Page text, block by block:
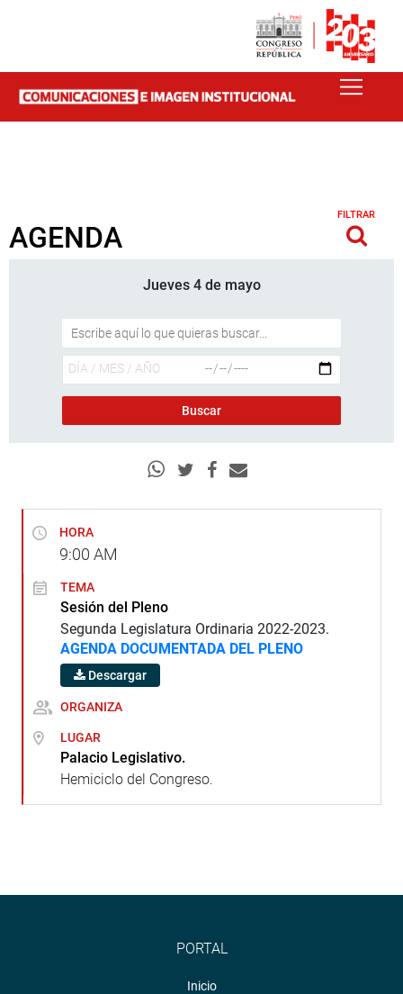
AGENDA
FILTRAR
Jueves 4 de mayo
HORA
9:00 AM
TEMA
Sesión del Pleno
Segunda Legislatura Ordinaria 2022-2023.
AGENDA DOCUMENTADA DEL PLENO
Descargar
ORGANIZA
LUGAR
Palacio Legislativo.
Hemiciclo del Congreso.
PORTAL
Inicio